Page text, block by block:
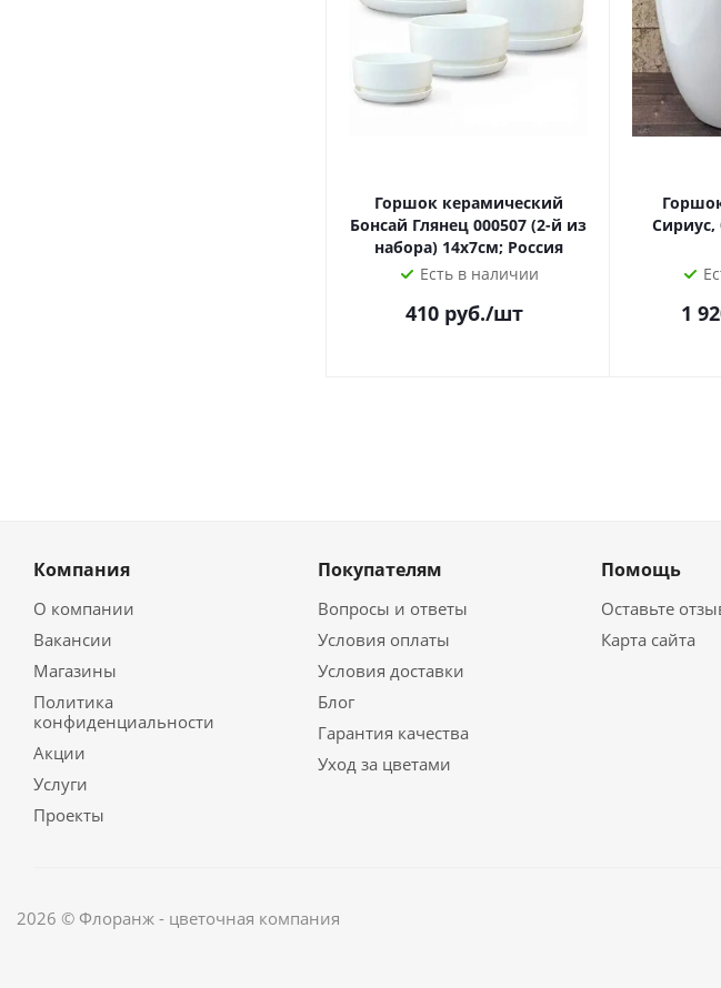
Горшок керамический
Бонсай Глянец 000507 (2-й из
набора) 14х7см; Россия
Есть в наличии
410 руб./шт
Сириус,
1
Компания
О компании
Вакансии
Магазины
Политика
конфиденциальности
Акции
Услуги
Проекты
Покупателям
Вопросы и ответы
Условия оплаты
Условия доставки
Блог
Гарантия качества
Уход за цветами
Помощь
Оставьте
Карта сайта
2026 © Флоранж - цветочная компания